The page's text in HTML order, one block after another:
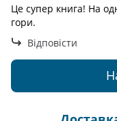
Це супер книга! На
гори.
Відповісти